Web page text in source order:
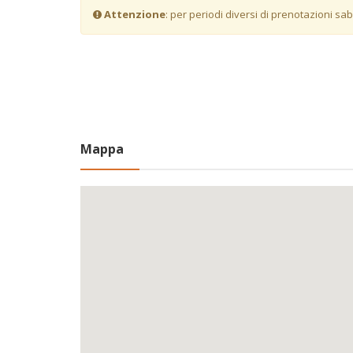
Attenzione: per periodi diversi di prenotazioni
Mappa